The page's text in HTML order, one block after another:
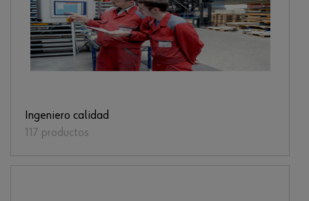
Ingeniero calidad
117 productos